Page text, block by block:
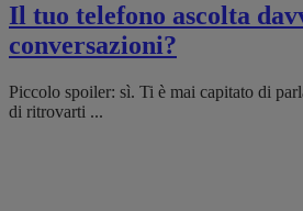
Il tuo telefono ascolta
conversazioni?
Piccolo spoiler: sì. Ti è mai capitato di
di ritrovarti ...